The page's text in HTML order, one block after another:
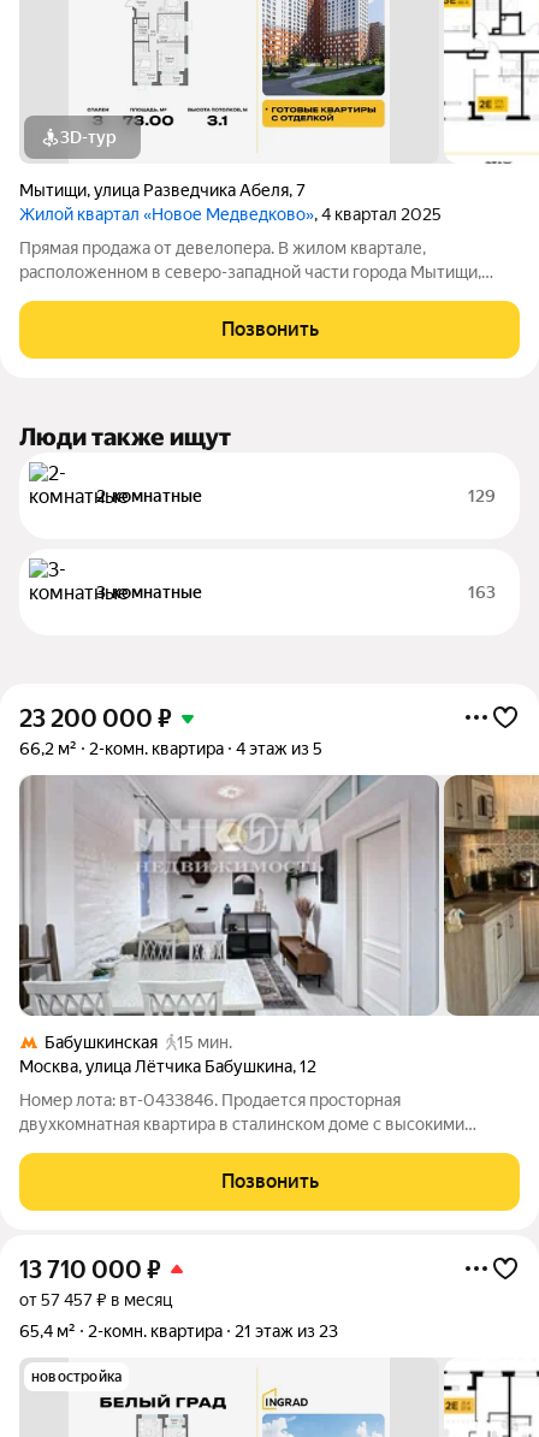
3D-тур
Мытищи,улица Разведчика Абеля,7
Жилой квартал «Новое Медведково», 4 квартал 2025
Прямая продажа от девелопера. В жилом квартале,
расположенном в северо-западной части города Мытищи,
отделки. Квартира расположена на 17 этаже 17-этажного дома,
корпус 35, в жилом квартале
Позвонить
Люди также ищут
2-комнатные 129
3-комнатные 163
23 200 000 ₽
66,2 м² 2-комн. квартира 4 этаж из 5
Бабушкинская
15 мин.
Москва,улица Лётчика Бабушкина,12
Номер лота: вт-0433846. Продается просторная
двухкомнатная квартира в сталинском доме с высокими
раздельный санузел, ванная, есть кладовые для хранения и
оборудования гардеробных и хозяйственных
Позвонить
13 710 000 ₽
от 57 457 ₽ в месяц
65,4 м²
2-комн. квартира 21 этаж из 23
новостройка